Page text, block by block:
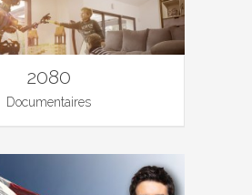
2080
Documentaires